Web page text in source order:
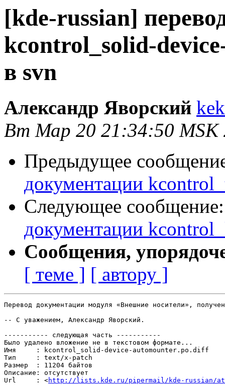
[kde-russian]
kcontrol_solid-
в svn
Александр Яворский
Вт Мар 20 21:34:50 MSK
Предыдущее
документации
Следующее
документации
Сообщения,
[ теме ] [ автору ]
Перевод документации модуля «Внешние носители»,
-- С уважением, Александр Яворский.
----------- следующая часть -----------
Было удалено вложение не в текстовом формате...
Имя     : kcontrol_solid-device-automounter.po.diff
Тип     : text/x-patch
Размер  : 11204 байтов
Описание: отсутствует
Url     : <http://lists.kde.ru/pipermail/kde-russian/